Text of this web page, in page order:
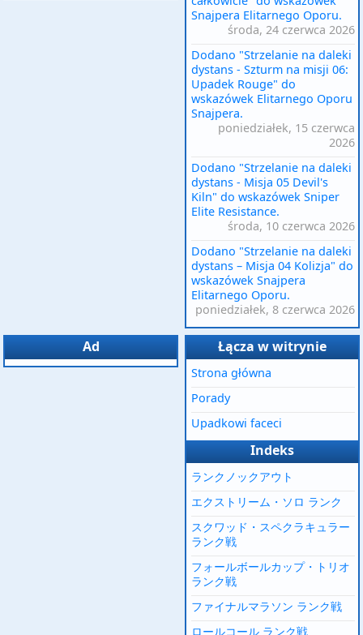
Snajpera Elitarnego Oporu.
środa, 24 czerwca 2026
Dodano "Strzelanie na daleki
dystans - Szturm na misji 06:
Upadek Rouge" do
wskazówek Elitarnego Oporu
Snajpera.
poniedziałek, 15 czerwca
2026
Dodano "Strzelanie na daleki
dystans - Misja 05 Devil's
Kiln" do wskazówek Sniper
Elite Resistance.
środa, 10 czerwca 2026
Dodano "Strzelanie na daleki
dystans – Misja 04 Kolizja" do
wskazówek Snajpera
Elitarnego Oporu.
poniedziałek, 8 czerwca 2026
Ad Łącza w witrynie
Strona główna
Porady
Upadkowi faceci
Indeks
ランクノックアウト
エクストリーム・ソロ ランク
スクワッド・スペクラキュラー
ランク戦
フォールボールカップ・トリオ
ランク戦
ファイナルマラソン ランク戦
ロールコール ランク戦